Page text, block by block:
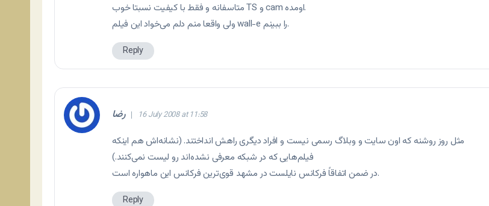
متاسفانه و فقط با کیفیت نسبتا خوب TS و cam اومده.
ولی واقعا منم دلم می‌خواد این فیلم wall-e را ببینم.
Reply
رضا 16 July 2008 at 11:58
مثل روز روشنه که اون سایت و وبلاگ رسمی نیست و افراد دیگری راهش انداختند. (نشانه‌اش هم اینکه
فیلم‌هایی که در شبکه معرفی نشده‌اند رو لیست نمی‌کنند.)
در ضمن اتفاقاً فرکانس نایلست در مشهد قوی‌ترین فرکانس این ماهواره است.
Reply